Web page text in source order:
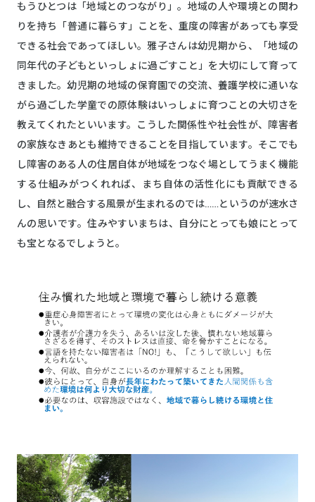
もうひとつは「地域とのつながり」。地域の人や環境との関わ
りを持ち「普通に暮らす」ことを、重度の障害があっても享受
できる社会であってほしい。雅子さんは幼児期から、「地域の
同年代の子どもといっしょに過ごすこと」を大切にして育って
きました。幼児期の地域の保育園での交流、養護学校に通いな
がら過ごした学童での原体験はいっしょに育つことの大切さを
教えてくれたといいます。こうした関係性や社会性が、障害者
の家族なきあとも維持できることを目指しています。そこでも
し障害のある人の住居自体が地域をつなぐ場としてうまく機能
する仕組みがつくれれば、まち自体の活性化にも貢献できる
し、自然と融合する風景が生まれるのでは……というのが速水さ
んの思いです。住みやすいまちは、自分にとっても娘にとって
も宝となるでしょうと。